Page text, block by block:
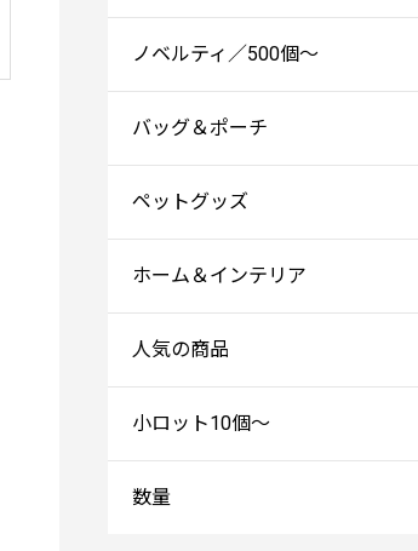
ノベルティ／500個～
バッグ＆ポーチ
ペットグッズ
ホーム＆インテリア
人気の商品
小ロット10個～
数量